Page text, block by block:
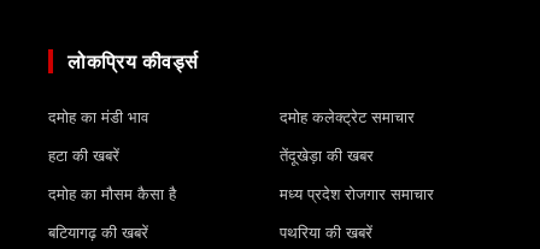
लोकप्रिय कीवर्ड्स
दमोह का मंडी भाव
हटा की खबरें
दमोह का मौसम कैसा है
बटियागढ़ की खबरें
दमोह कलेक्ट्रेट समाचार
तेंदूखेड़ा की खबर
मध्य प्रदेश रोजगार समाचार
पथरिया की खबरें